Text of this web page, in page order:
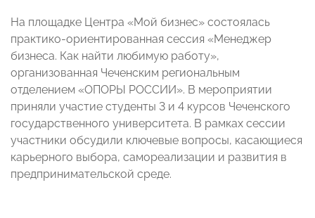
На площадке Центра «Мой бизнес» состоялась
практико-ориентированная сессия «Менеджер
бизнеса. Как найти любимую работу»,
организованная Чеченским региональным
отделением «ОПОРЫ РОССИИ». В мероприятии
приняли участие студенты 3 и 4 курсов Чеченского
государственного университета. В рамках сессии
участники обсудили ключевые вопросы, касающиеся
карьерного выбора, самореализации и развития в
предпринимательской среде.